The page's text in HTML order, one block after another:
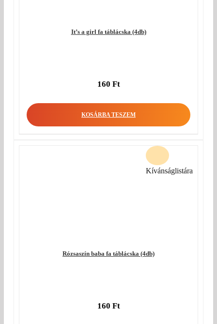
It’s a girl fa táblácska (4db)
160 Ft
KOSÁRBA TESZEM
Rózsaszín baba fa táblácska (4db)
160 Ft
Kívánságlistára